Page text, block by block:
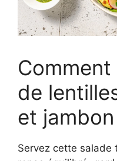
de
et
Servez cette salade